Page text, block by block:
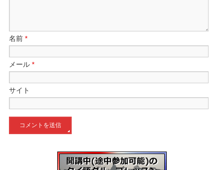
名前*
メール*
サイト